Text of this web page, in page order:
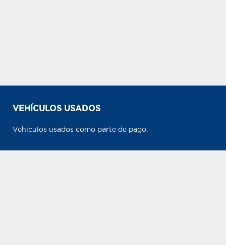
VEHÍCULOS USADOS
Vehículos usados como parte de pago.